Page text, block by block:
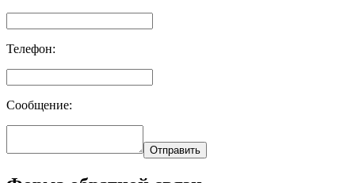
Телефон:
Сообщение:
Отправить